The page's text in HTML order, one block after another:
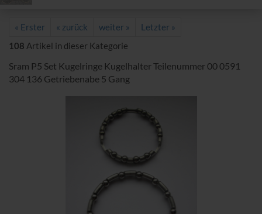
« Erster « zurück weiter »
Letzter »
108 Artikel in dieser Kategorie
Sram P5 Set Kugelringe Kugelhalter Teilenummer 00 0591
304 136 Getriebenabe 5 Gang